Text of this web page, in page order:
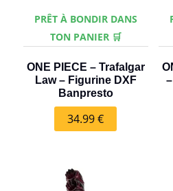
PRÊT À BONDIR DANS
TON PANIER 🛒
ONE PIECE – Trafalgar
Law – Figurine DXF
Banpresto
34.99€